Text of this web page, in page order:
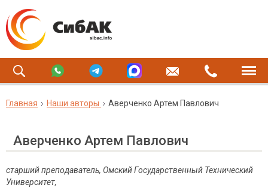
Главная Наши авторы Аверченко Артем Павлович
Аверченко Артем Павлович
старший преподаватель, Омский Государственный Технический
Университет,